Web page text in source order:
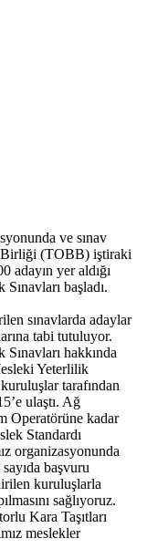
ve sınav
(TOBB) iştiraki
adayın yer aldığı
başladı.
sınavlarda adaylar
tabi tutuluyor.
hakkında
Yeterlilik
tarafından
ulaştı. Ağ
Operatörüne kadar
Standardı
organizasyonunda
başvuru
kuruluşlarla
sağlıyoruz.
Kara Taşıtları
meslekler